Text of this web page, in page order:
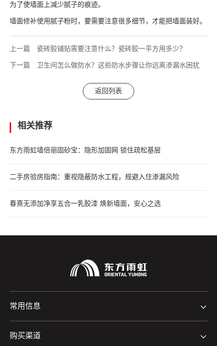
为了使墙面上减少腻子的痕迹。
墙面修补使用腻子粉时，要需要注意很多细节，才能把墙面装好。
上一篇 瓷砖胶铺贴需要注意什么？瓷砖胶一平方用多少？
下一篇 卫生间怎么做防水？这些防水步骤让你远离渗漏水困扰
返回列表
相关推荐
东方雨虹墙倍丽固砂宝：隐形加固网 锁住疏松基层
二手房验房指南：重视隐蔽防水工程，规避入住渗漏风险
春熹无添加净享五合一乳胶漆 焕新墙面，安心之选
常用信息
购买渠道